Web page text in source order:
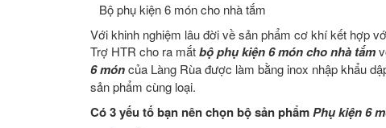
Bộ phụ kiện 6 món cho nhà tắm
Với khinh nghiệm lâu đời về sản phẩm cơ khí kết hợp
Trợ HTR cho ra mắtbộ phụ kiện 6 món cho nhà tắm
6 móncủa Làng Rùa được làm bằng inox nhập khẩu
sản phẩm cùng loại.
Có 3 yếu tố bạn nên chọn bộ sản phẩmPhụ kiện 6